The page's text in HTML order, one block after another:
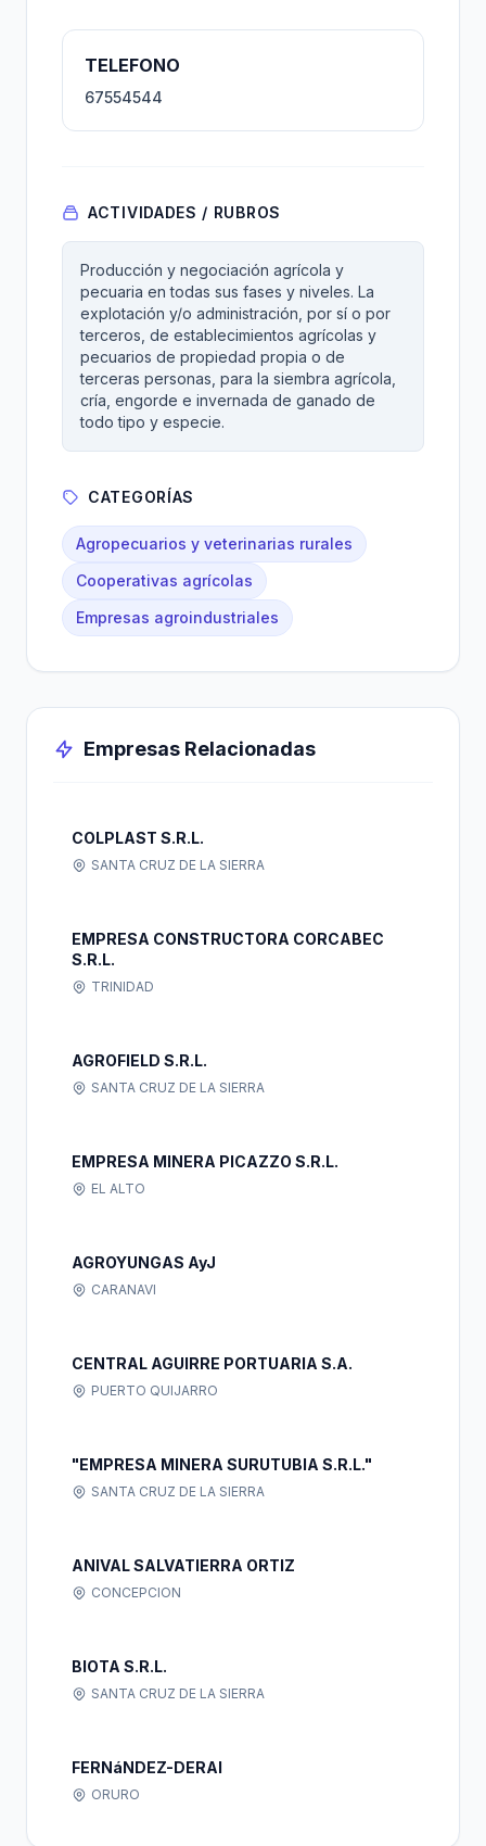
TELEFONO
67554544
ACTIVIDADES / RUBROS
Producción y negociación agrícola y
pecuaria en todas sus fases y niveles. La
explotación y/o administración, por sí o por
terceros, de establecimientos agrícolas y
pecuarios de propiedad propia o de
terceras personas, para la siembra agrícola,
cría, engorde e invernada de ganado de
todo tipo y especie.
CATEGORÍAS
Agropecuarios y veterinarias rurales
Cooperativas agrícolas
Empresas agroindustriales
Empresas Relacionadas
COLPLAST S.R.L.
SANTA CRUZ DE LA SIERRA
EMPRESA CONSTRUCTORA CORCABEC
S.R.L.
TRINIDAD
AGROFIELD S.R.L.
SANTA CRUZ DE LA SIERRA
EMPRESA MINERA PICAZZO S.R.L.
EL ALTO
AGROYUNGAS AyJ
CARANAVI
CENTRAL AGUIRRE PORTUARIA S.A.
PUERTO QUIJARRO
"EMPRESA MINERA SURUTUBIA S.R.L."
SANTA CRUZ DE LA SIERRA
ANIVAL SALVATIERRA ORTIZ
CONCEPCION
BIOTA S.R.L.
SANTA CRUZ DE LA SIERRA
FERNáNDEZ-DERAI
ORURO